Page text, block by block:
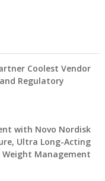
Coolest Vendor
Regulatory
with Novo Nordisk
Ultra Long-Acting
Management